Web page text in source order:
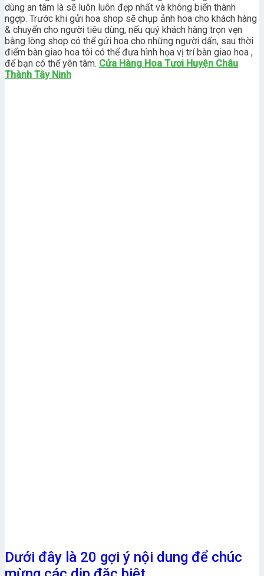
dùng an tâm là sẽ luôn luôn đẹp nhất và không biến thành
ngợp. Trước khi gửi hoa shop sẽ chụp ảnh hoa cho khách hàng
& chuyển cho người tiêu dùng, nếu quý khách hàng trọn vẹn
bằng lòng shop có thể gửi hoa cho những người dấn, sau thời
điểm bàn giao hoa tôi có thể đưa hình họa vị trí bàn giao hoa ,
để bạn có thể yên tâm. Cửa Hàng Hoa Tươi Huyện Châu
Thành Tây Ninh
Dưới đây là 20 gợi ý nội dung để chúc